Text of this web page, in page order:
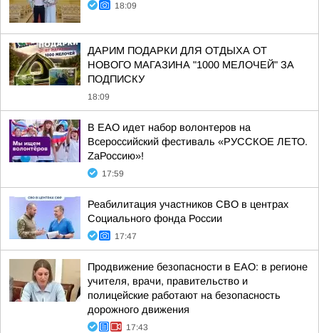
18:09
ДАРИМ ПОДАРКИ ДЛЯ ОТДЫХА ОТ
НОВОГО МАГАЗИНА "1000 МЕЛОЧЕЙ" ЗА
ПОДПИСКУ
18:09
В ЕАО идет набор волонтеров на
Всероссийский фестиваль «РУССКОЕ ЛЕТО.
ZаРоссию»!
17:59
Реабилитация участников СВО в центрах
Социального фонда России
17:47
Продвижение безопасности в ЕАО: в регионе
учителя, врачи, правительство и
полицейские работают на безопасность
дорожного движения
17:43